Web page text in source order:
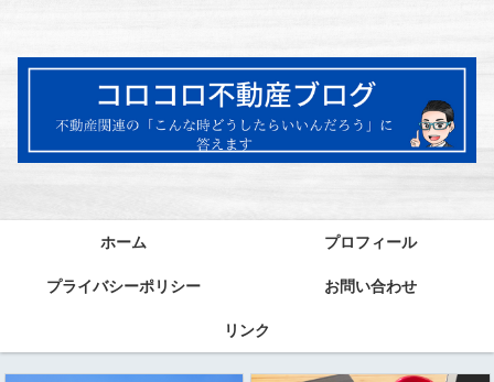
ホーム プロフィール
プライバシーポリシー お問い合わせ
リンク